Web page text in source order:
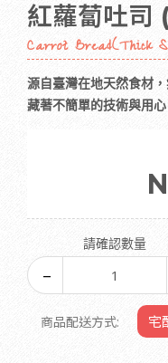
紅蘿蔔吐司
Carrot Bread(Thick
源自臺灣在地天然食材
藏著不簡單的技術與用心
請確認數量
商品配送方式: 宅